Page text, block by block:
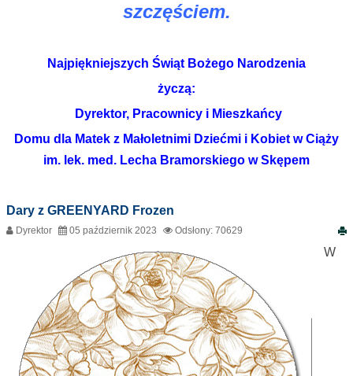
szczęściem.
Najpiękniejszych Świąt Bożego Narodzenia
życzą:
Dyrektor, Pracownicy i Mieszkańcy
Domu dla Matek z Małoletnimi Dziećmi i Kobiet w Ciąży
im. lek. med. Lecha Bramorskiego w Skępem
Dary z GREENYARD Frozen
Dyrektor 05 październik 2023 Odsłony: 70629
W